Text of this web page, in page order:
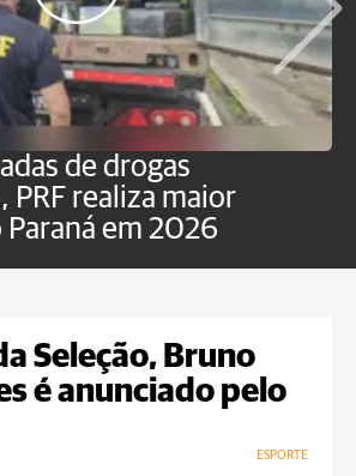
de drogas
PRF realiza maior
em 2026
Seleção, Bruno
é anunciado pelo
ESPORTE